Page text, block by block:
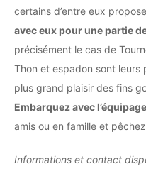
certains d’entre eux
avec eux pour une partie
précisément le cas de
Thon et espadon sont leurs
plus grand plaisir des fins
Embarquez avec
amis ou en famille et
Informations et contact